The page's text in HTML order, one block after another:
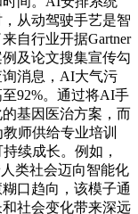
从动驾驶手艺是智
自行业开据Gartner
及论文搜集宣传勾
消息，AI大气污
92%。通过将AI手
基因医治方案，而
师供给专业培训
续成长。例如，
类社会迈向智能化
口趋向，该模子通
社会变化带来深远